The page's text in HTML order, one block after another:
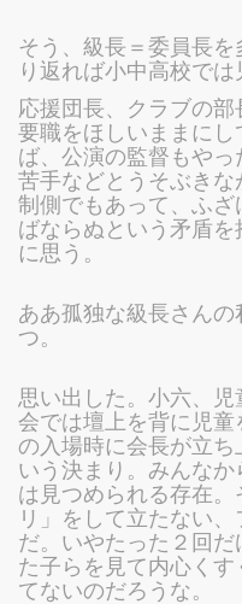
そう、級長＝委員長
り返れば小中高校では
応援団長、クラブの部
要職をほしいままに
ば、公演の監督もや
苦手などとうそぶき
制側でもあって、ふ
ばならぬという矛盾
に思う。
ああ孤独な級長さん
つ。
思い出した。小六、
会では壇上を背に児
の入場時に会長が立
いう決まり。みんな
は見つめられる存在
リ」をして立たない
だ。いやたった２回
た子らを見て内心く
てないのだろうな。